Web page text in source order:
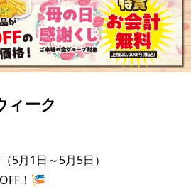
ィーク
5月1日～5月5日）
！🎏